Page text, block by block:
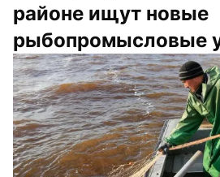
районе ищут новые
рыбопромысловые